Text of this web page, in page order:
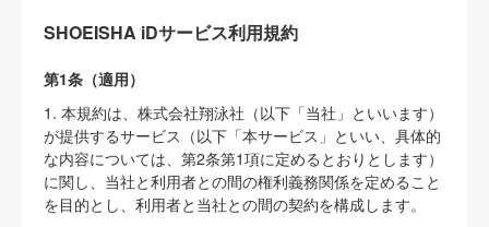
SHOEISHA iDサービス利用規約
第1条（適用）
1. 本規約は、株式会社翔泳社（以下「当社」といいます）
が提供するサービス（以下「本サービス」といい、具体的
な内容については、第2条第1項に定めるとおりとします）
に関し、当社と利用者との間の権利義務関係を定めること
を目的とし、利用者と当社との間の契約を構成します。